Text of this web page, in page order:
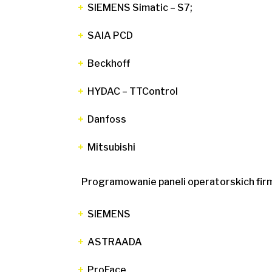
SIEMENS Simatic – S7;
SAIA PCD
Beckhoff
HYDAC – TTControl
Danfoss
Mitsubishi
Programowanie paneli operatorskich
SIEMENS
ASTRAADA
ProFace